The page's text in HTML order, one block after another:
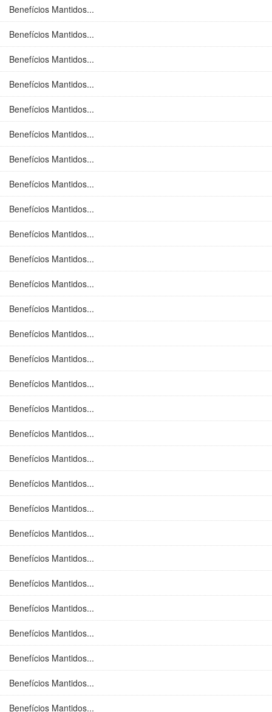
Benefícios Mantidos...
Benefícios Mantidos...
Benefícios Mantidos...
Benefícios Mantidos...
Benefícios Mantidos...
Benefícios Mantidos...
Benefícios Mantidos...
Benefícios Mantidos...
Benefícios Mantidos...
Benefícios Mantidos...
Benefícios Mantidos...
Benefícios Mantidos...
Benefícios Mantidos...
Benefícios Mantidos...
Benefícios Mantidos...
Benefícios Mantidos...
Benefícios Mantidos...
Benefícios Mantidos...
Benefícios Mantidos...
Benefícios Mantidos...
Benefícios Mantidos...
Benefícios Mantidos...
Benefícios Mantidos...
Benefícios Mantidos...
Benefícios Mantidos...
Benefícios Mantidos...
Benefícios Mantidos...
Benefícios Mantidos...
Benefícios Mantidos...